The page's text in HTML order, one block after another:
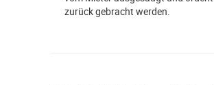
zurück gebracht werden.